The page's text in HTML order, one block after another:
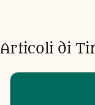
Articoli di